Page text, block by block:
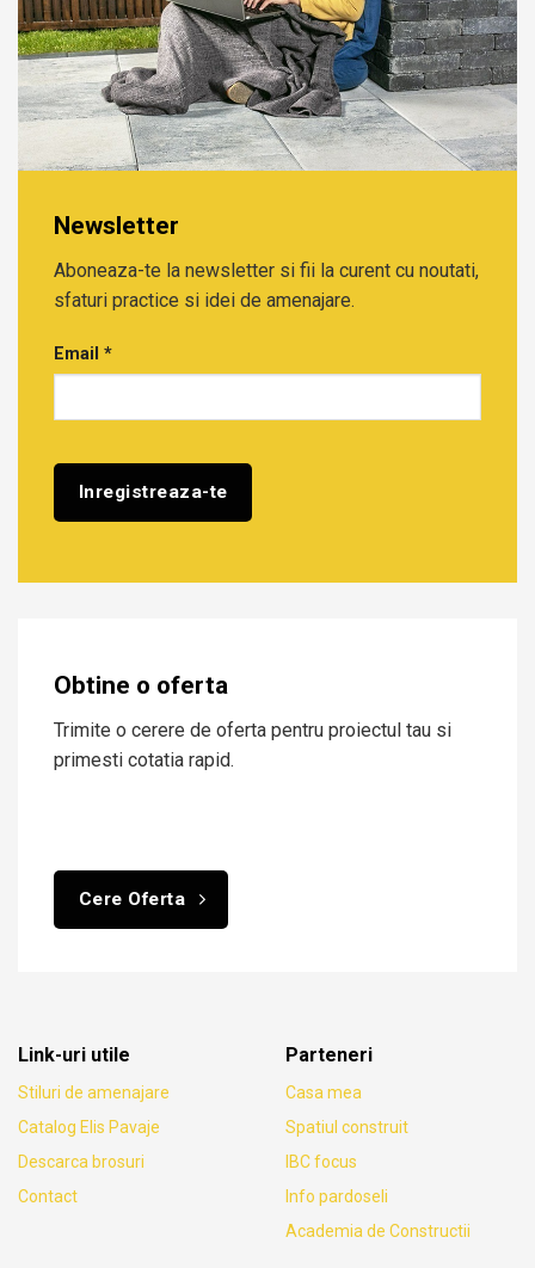
Newsletter
Aboneaza-te la newsletter si fii la curent cu noutati,
sfaturi practice si idei de amenajare.
Email *
Obtine o oferta
Trimite o cerere de oferta pentru proiectul tau si
primesti cotatia rapid.
Cere Oferta
Link-uri utile
Stiluri de amenajare
Catalog Elis Pavaje
Descarca brosuri
Contact
Parteneri
Casa mea
Spatiul construit
IBC focus
Info pardoseli
Academia de Constructii